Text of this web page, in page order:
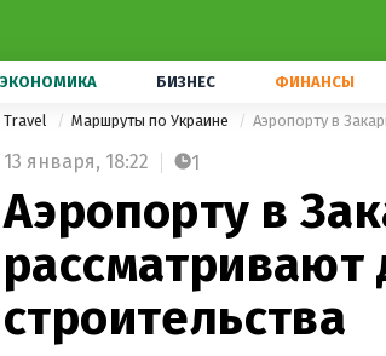
ЭКОНОМИКА БИЗНЕС ФИНАНСЫ
Travel Маршруты по Украине Аэропорту в
13 января, 18:22 1
Аэропорту в
рассматривают
строительства